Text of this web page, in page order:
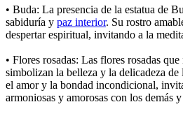
• Buda: La presencia de la estatua de
sabiduría y paz interior. Su rostro
despertar espiritual, invitando a la
• Flores rosadas: Las flores rosadas
simbolizan la belleza y la delicadeza
el amor y la bondad incondicional,
armoniosas y amorosas con los demás